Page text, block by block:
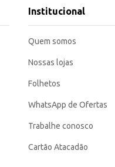
torna mais rápida e
Institucional
Quem somos
Nossas lojas
Folhetos
WhatsApp de Ofertas
Trabalhe conosco
Cartão Atacadão